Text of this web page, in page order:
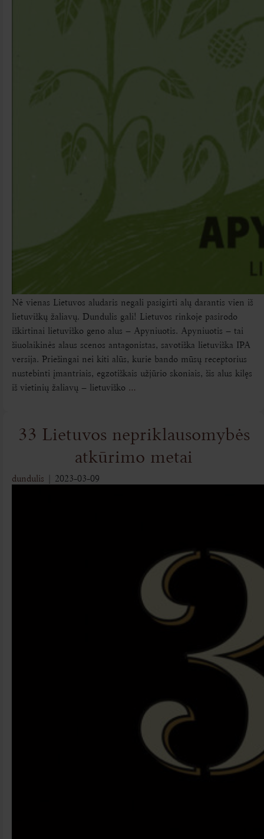
Nė vienas Lietuvos aludaris negali pasigirti alų darantis vien iš
lietuviškų žaliavų. Dundulis gali! Lietuvos rinkoje pasirodo
iškirtinai lietuviško geno alus – Apyniuotis. Apyniuotis – tai
šiuolaikinės alaus scenos antagonistas, savotiška lietuviška IPA
versija. Priešingai nei kiti alūs, kurie bando mūsų receptorius
nustebinti įmantriais, egzotiškais užjūrio skoniais, šis alus kilęs
iš vietinių žaliavų – lietuviško …
33 Lietuvos nepriklausomybės
atkūrimo metai
dundulis 2023-03-09